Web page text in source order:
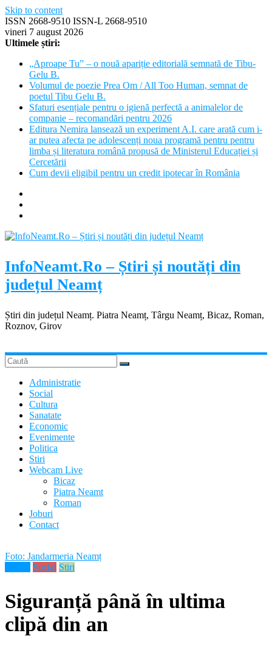
Skip to content
ISSN 2668-9510 ISSN-L 2668-9510
vineri 7 august 2026
Ultimele știri:
„Aproape Tu” – o nouă apariție editorială semnată de Tibu-
Gelu B.
Volumul de poezie Prea Om / All Too Human, semnat de
poetul Tibu Gelu B.
Sfaturi esențiale pentru o igienă perfectă a animalelor de
companie – recomandări pentru 2026
Editura Nemira lansează un experiment A.I. care arată cum i-
ar putea afecta pe adolescenți noua programă pentru pentru
limba și literatura română propusă de Ministerul Educației și
Cercetării
Cum devii eligibil pentru un credit ipotecar în România
InfoNeamt.Ro – Știri și noutăți din
județul Neamț
Știri din județul Neamț. Piatra Neamț, Târgu Neamț, Bicaz, Roman,
Roznov, Girov
Administratie
Social
Cultura
Sanatate
Economic
Evenimente
Politica
Stiri
Webcam Live
Bicaz
Piatra Neamt
Roman
Joburi
Contact
Foto: Jandarmeria Neamț
Social Stiri
Siguranță până în ultima
clipă din an